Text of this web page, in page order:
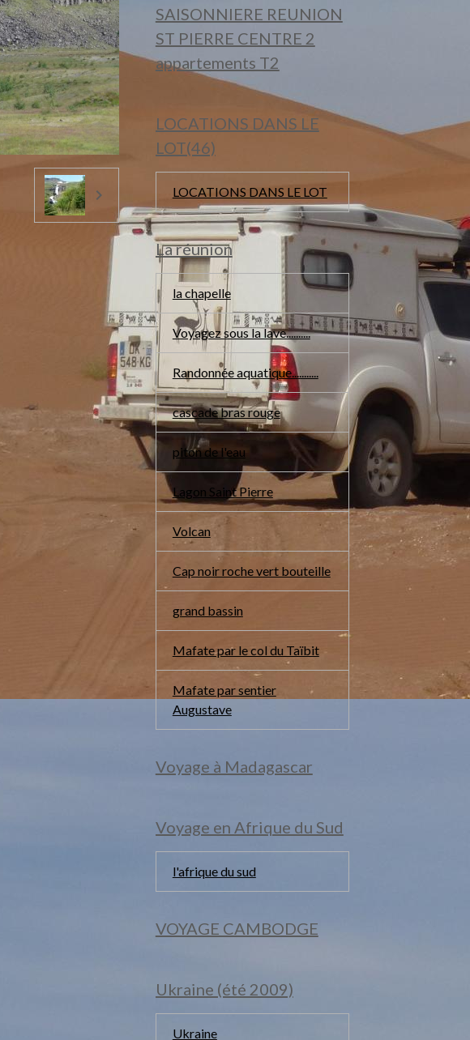
SAISONNIERE REUNION
ST PIERRE CENTRE 2
appartements T2
LOCATIONS DANS LE
LOT(46)
LOCATIONS DANS LE LOT
La réunion
la chapelle
Voyagez sous la lave..........
Randonnée aquatique...........
cascade bras rouge
piton de l'eau
Lagon Saint Pierre
Volcan
Cap noir roche vert bouteille
grand bassin
Mafate par le col du Taïbit
Mafate par sentier
Augustave
Voyage à Madagascar
Voyage en Afrique du Sud
l'afrique du sud
VOYAGE CAMBODGE
Ukraine (été 2009)
Ukraine